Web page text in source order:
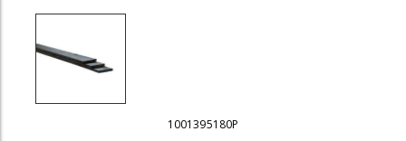
1001395180P